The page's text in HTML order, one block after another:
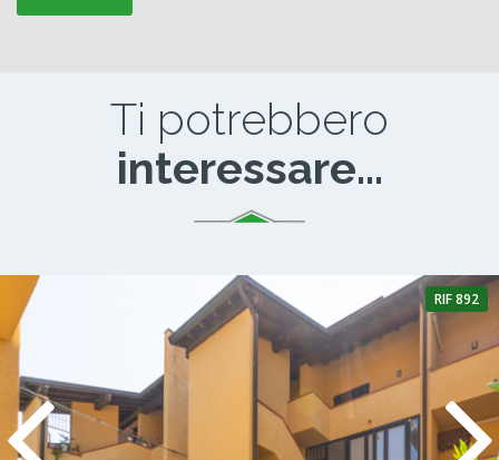
Ti potrebbero
interessare...
4 Camere 1 Bagno
RIF 892